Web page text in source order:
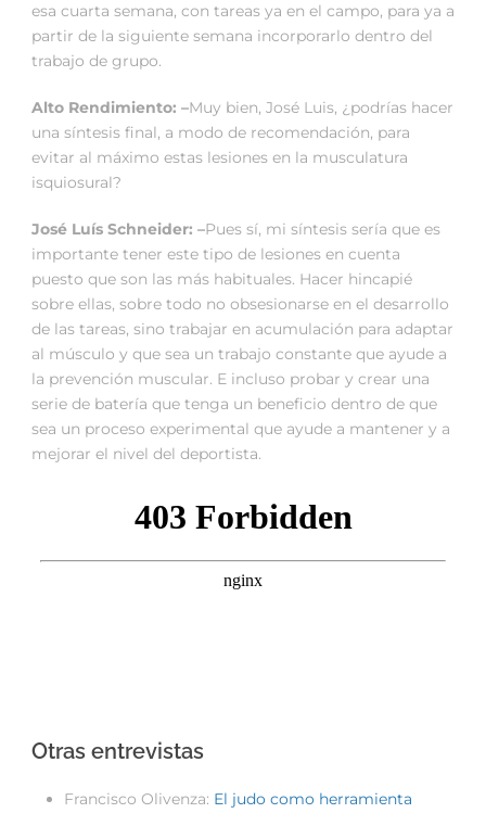
esa cuarta semana, con tareas ya en el campo, para ya a
partir de la siguiente semana incorporarlo dentro del
trabajo de grupo.
Alto Rendimiento: –Muy bien, José Luis, ¿podrías hacer
una síntesis final, a modo de recomendación, para
evitar al máximo estas lesiones en la musculatura
isquiosural?
José Luís Schneider: –Pues sí, mi síntesis sería que es
importante tener este tipo de lesiones en cuenta
puesto que son las más habituales. Hacer hincapié
sobre ellas, sobre todo no obsesionarse en el desarrollo
de las tareas, sino trabajar en acumulación para adaptar
al músculo y que sea un trabajo constante que ayude a
la prevención muscular. E incluso probar y crear una
serie de batería que tenga un beneficio dentro de que
sea un proceso experimental que ayude a mantener y a
mejorar el nivel del deportista.
Otras entrevistas
Francisco Olivenza: El judo como herramienta